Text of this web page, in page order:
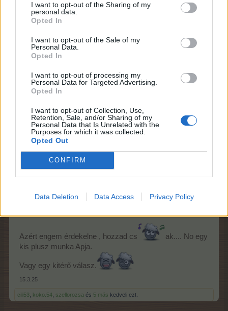
I want to opt-out of the Sharing of my
personal data.
Opted In
I want to opt-out of the Sale of my
Personal Data.
Opted In
I want to opt-out of processing my
Personal Data for Targeted Advertising.
Opted In
I want to opt-out of Collection, Use,
Retention, Sale, and/or Sharing of my
Personal Data that Is Unrelated with the
Purposes for which it was collected.
Opted Out
CONFIRM
Data Deletion Data Access Privacy Policy
halo!
Tudjátok mit figyeltem meg az évtizedek alatt. Anyám és
Sírok
Utoljára szerkesztett: 15.3.25
15.3.25
vízöntő
Fórum admirálisa
Majdnem írtam, hogy Kínában mennyi lehet az idő, de vissza
Azért engem érdekelne , hozzad cs
ak.... No egy
kis plusz munka Apja.
Vagy egy kitérő válasz.
15.3.25
cili53 koko.54 szellorozsa és 5 más kedveli ezt.